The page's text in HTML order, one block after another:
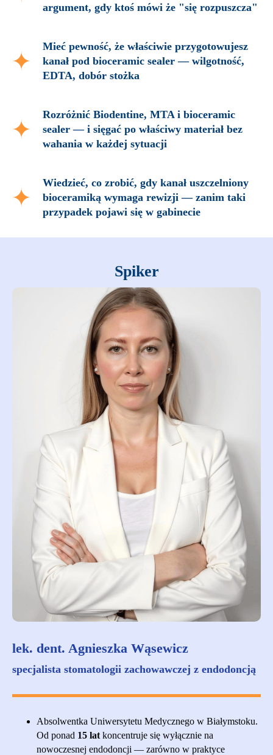
argument, gdy ktoś mówi że "się rozpuszcza"
Mieć pewność, że właściwie przygotowujesz
kanał pod bioceramic sealer — wilgotność,
EDTA, dobór stożka
Rozróżnić Biodentine, MTA i bioceramic
sealer — i sięgać po właściwy materiał bez
wahania w każdej sytuacji
Wiedzieć, co zrobić, gdy kanał uszczelniony
bioceramiką wymaga rewizji — zanim taki
przypadek pojawi się w gabinecie
Spiker
lek. dent. Agnieszka Wąsewicz
specjalista stomatologii zachowawczej z endodoncją
Absolwentka Uniwersytetu Medycznego w Białymstoku.
Od ponad 15 lat koncentruje się wyłącznie na
nowoczesnej endodoncji — zarówno w praktyce